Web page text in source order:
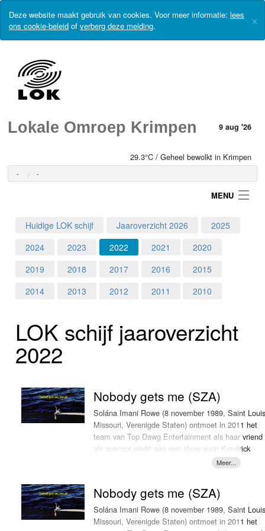
Deze website maakt gebruik van cookies. Voor meer informatie: lees
ons cookie-beleid of verberg deze melding. ×
Lokale Omroep Krimpen 9 aug '26
29.3°C / Geheel bewolkt in Krimpen
- -
MENU
Home
Programma's
Nieuws
Foto's
Webcam
Huidige LOK schijf Jaaroverzicht 2026
2025
2024
2023 2022 2021
2020
2019
2018 2017 2016
2015
2014
2013 2012 2011 2010
LOK schijf jaar­over­zicht
2022
Nobody gets me (SZA)
Solána Imani Rowe (8 november 1989, Saint
Missouri, Verenigde Staten) ontmoet in 2011 het
team van Top Dawg Entertainment als haar vriend
als sponsor werkt aan een show waar Kendrick
Lamar een optreden verzorgt. Op dat moment
2012 haar eerste ep 'See.Sza.Run' uit die een half
jaar later een vervolg krijgt met 'S'. Niet veel later
krijgt ze een contract bij Top Dawg Entertainment.
Nobody gets me (SZA)
Solána Imani Rowe (8 november 1989, Saint
Missouri, Verenigde Staten) ontmoet in 2011 het